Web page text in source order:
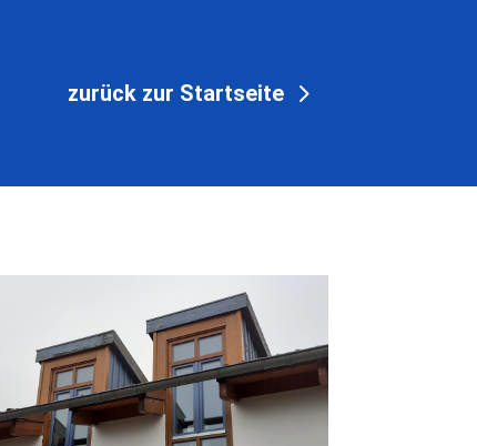
zurück zur Startseite